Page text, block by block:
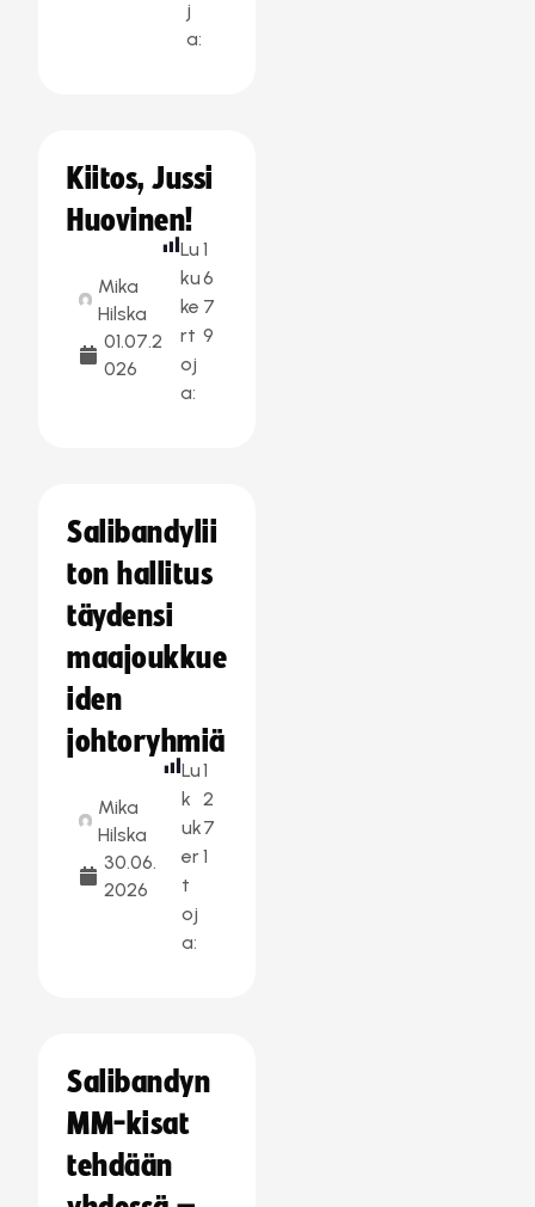
j
a:
Kiitos, Jussi
Huovinen!
Mika
Hilska
01.07.2
026
Lu
ku
ke
rt
oj
a:
1
6
7
9
Salibandylii
ton hallitus
täydensi
maajoukkue
iden
johtoryhmiä
Mika
Hilska
30.06.
2026
Lu
k
uk
er
t
oj
a:
1
2
7
1
Salibandyn
MM-kisat
tehdään